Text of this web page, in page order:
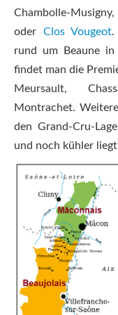
Chambolle-Musigny,
oder Clos Vougeot.
rund um Beaune
findet man die
Meursault,
Montrachet.
den Grand-Cru-
und noch kühler